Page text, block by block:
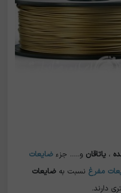
، یاتاقان و..... جزء ضایعات
مفرغ نسبت به ضایعات
دارند.